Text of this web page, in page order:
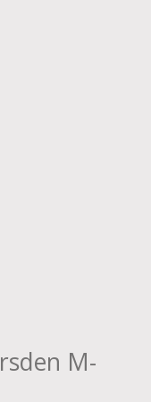
M-